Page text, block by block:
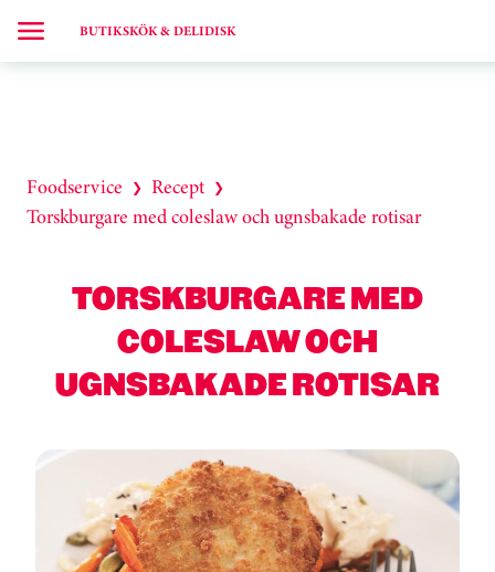
BUTIKSKÖK & DELIDISK
Foodservice ❯ Recept ❯
Torskburgare med coleslaw och ugnsbakade rotisar
TORSKBURGARE MED
COLESLAW OCH
UGNSBAKADE ROTISAR